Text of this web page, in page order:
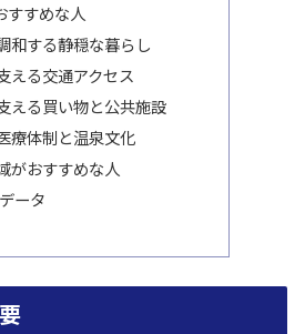
すすめな人
和する静穏な暮らし
える交通アクセス
える買い物と公共施設
療体制と温泉文化
がおすすめな人
ータ